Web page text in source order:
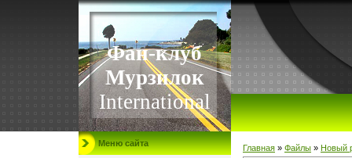
Фан-клуб
Мурзилок
International
Меню сайта Главная » Файлы » Новый